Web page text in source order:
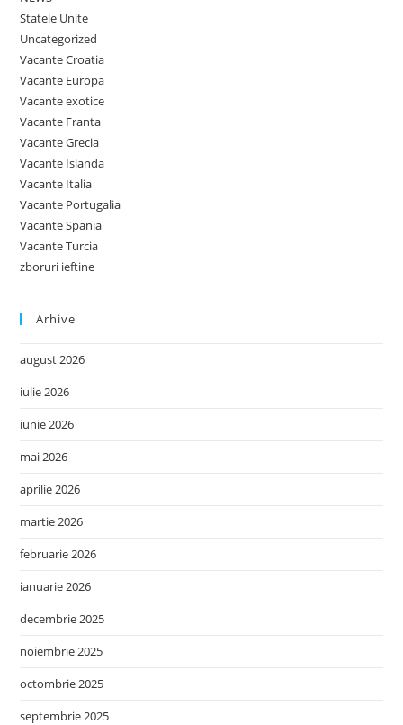
Statele Unite
Uncategorized
Vacante Croatia
Vacante Europa
Vacante exotice
Vacante Franta
Vacante Grecia
Vacante Islanda
Vacante Italia
Vacante Portugalia
Vacante Spania
Vacante Turcia
zboruri ieftine
Arhive
august 2026
iulie 2026
iunie 2026
mai 2026
aprilie 2026
martie 2026
februarie 2026
ianuarie 2026
decembrie 2025
noiembrie 2025
octombrie 2025
septembrie 2025